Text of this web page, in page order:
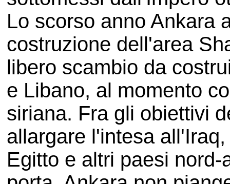
Lo scorso anno Ankara
costruzione dell'area
libero scambio da
e Libano, al momento
siriana. Fra gli obiettivi
allargare l'intesa
Egitto e altri paesi